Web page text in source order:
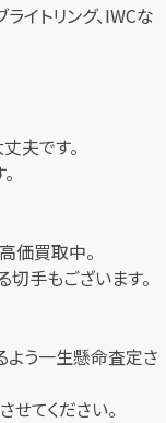
イトリング、IWCな
夫です。
価買取中。
手もございます。
よう一生懸命査定さ
てください。